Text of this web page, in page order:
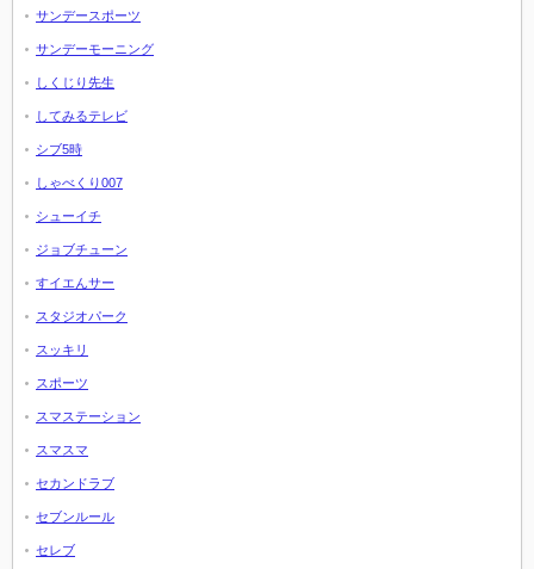
サンデースポーツ
サンデーモーニング
しくじり先生
してみるテレビ
シブ5時
しゃべくり007
シューイチ
ジョブチューン
すイエんサー
スタジオパーク
スッキリ
スポーツ
スマステーション
スマスマ
セカンドラブ
セブンルール
セレブ